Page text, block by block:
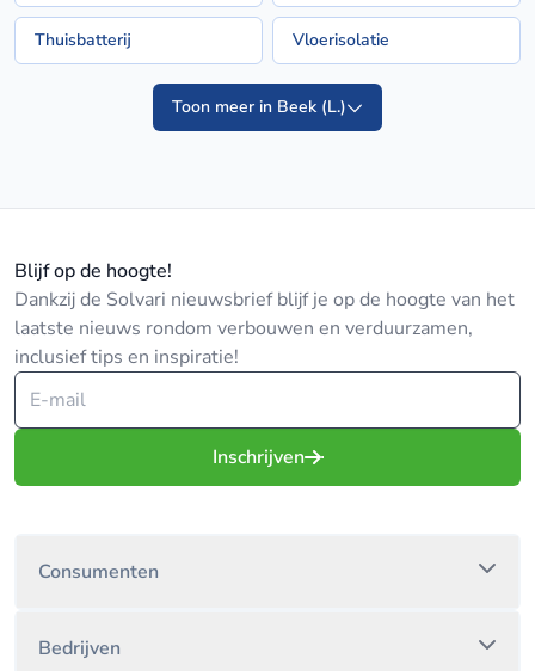
Thuisbatterij Vloerisolatie
Toon meer in Beek (L.)
Blijf op de hoogte!
Dankzij de Solvari nieuwsbrief blijf je op de hoogte van het
laatste nieuws rondom verbouwen en verduurzamen,
inclusief tips en inspiratie!
Inschrijven
Consumenten
Bedrijven